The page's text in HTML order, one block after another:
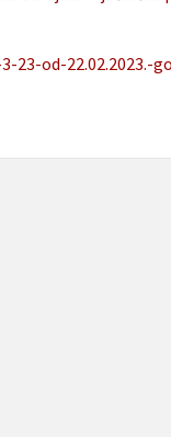
23-od-22.02.2023.-